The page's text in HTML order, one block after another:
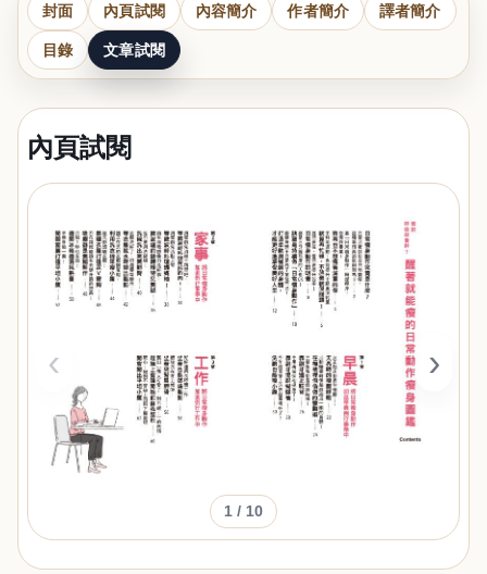
封面 內頁試閱 內容簡介 作者簡介 譯者簡介
目錄 文章試閱
內頁試閱
‹ ›
1 / 10